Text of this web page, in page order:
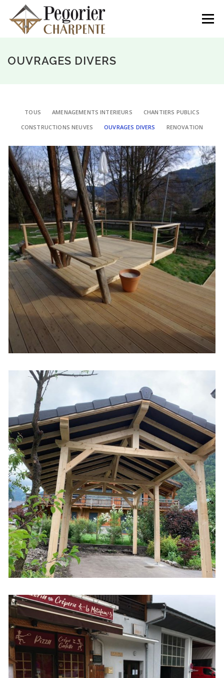
contenu
Menu
NOS RÉALISATIONS L’ENTREPRISE
OUVRAGES DIVERS
TOUS AMENAGEMENTS INTERIEURS CHANTIERS PUBLICS
CONSTRUCTIONS NEUVES OUVRAGES DIVERS RENOVATION